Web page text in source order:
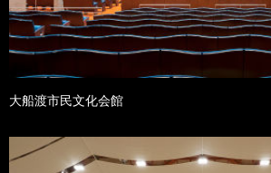
大船渡市民文化会館